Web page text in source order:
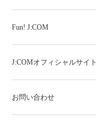
Fun! J:COM
J:COMオフィシャルサイト
お問い合わせ